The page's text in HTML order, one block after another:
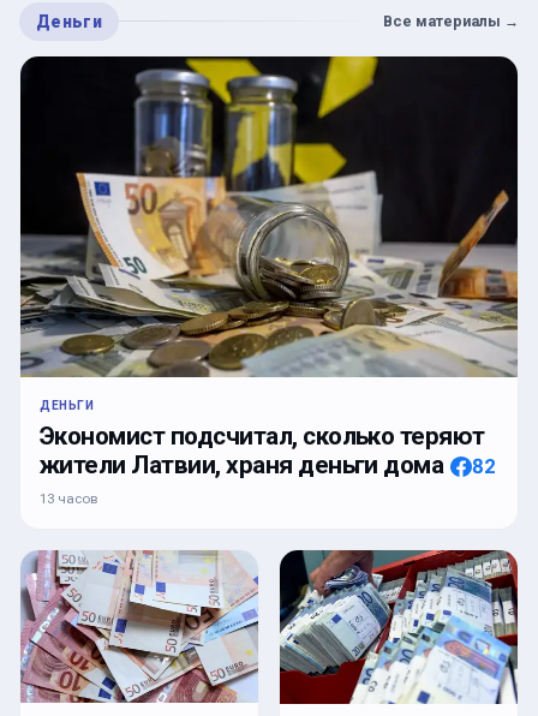
Деньги Все материалы →
ДЕНЬГИ
Экономист подсчитал, сколько теряют
жители Латвии, храня деньги дома
82
13 часов